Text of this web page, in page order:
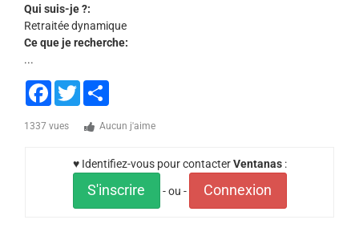
Qui suis-je ?:
Retraitée dynamique
Ce que je recherche:
...
Facebook
Twitter
1337 vues Aucun j'aime
♥ Identifiez-vous pour contacterVentanas:
S'inscrire - ou - Connexion